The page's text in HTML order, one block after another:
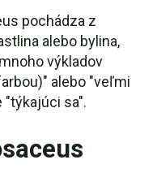
pochádza z
alebo bylina,
výkladov
alebo "veľmi
"týkajúci sa".